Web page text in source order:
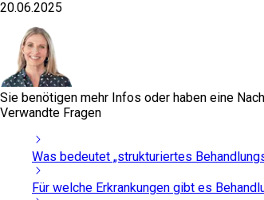
20.06.2025
Sie benötigen mehr Infos oder haben eine
Verwandte Fragen
Was bedeutet „strukturiertes
Für welche Erkrankungen gibt es